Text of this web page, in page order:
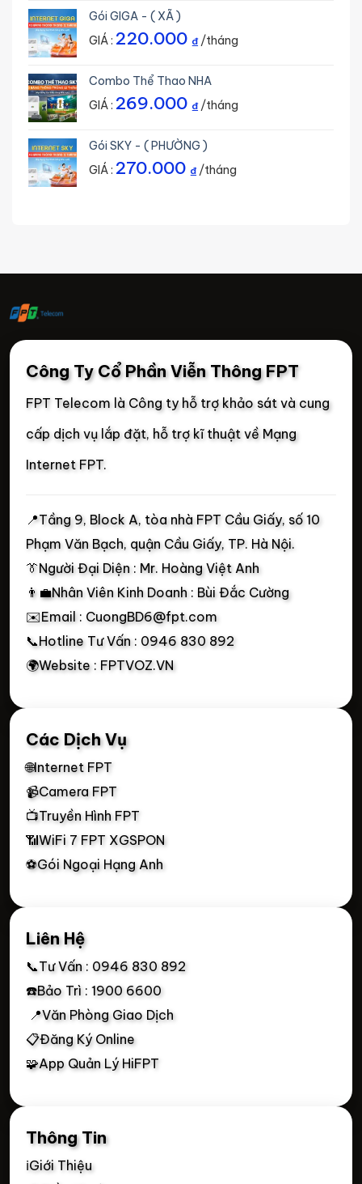
Gói GIGA - ( XÃ )
GIÁ : 220.000 ₫/tháng
Combo Thể Thao NHA
GIÁ : 269.000 ₫/tháng
Gói SKY - ( PHƯỜNG )
GIÁ : 270.000 ₫/tháng
Công Ty Cổ Phần Viễn Thông FPT
FPT Telecom là Công ty hỗ trợ khảo sát và cung
cấp dịch vụ lắp đặt, hỗ trợ kĩ thuật về Mạng
Internet FPT.
📍Tầng 9, Block A, tòa nhà FPT Cầu Giấy, số 10
Phạm Văn Bạch, quận Cầu Giấy, TP. Hà Nội.
👔Người Đại Diện : Mr. Hoàng Việt Anh
👨‍💼Nhân Viên Kinh Doanh : Bùi Đắc Cường
✉️Email : CuongBD6@fpt.com
📞Hotline Tư Vấn : 0946 830 892
🌍Website : FPTVOZ.VN
Các Dịch Vụ
🌐Internet FPT
📹Camera FPT
📺Truyền Hình FPT
📶WiFi 7 FPT XGSPON
⚽Gói Ngoại Hạng Anh
Liên Hệ
📞Tư Vấn : 0946 830 892
☎️Bảo Trì : 1900 6600
📍Văn Phòng Giao Dịch
📋Đăng Ký Online
🧩App Quản Lý HiFPT
Thông Tin
ℹ️Giới Thiệu